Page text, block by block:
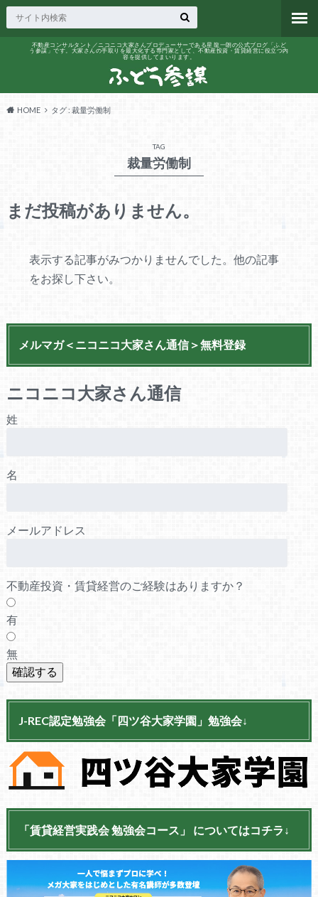
不動産コンサルタント／ニコニコ大家さんプロデューサーである星 龍一朗の公式ブログ「ふど
う参謀」です。大家さんの手取りを最大化する専門家として、不動産投資・賃貸経営に役立つ内
容を提供してまいります。
HOME タグ : 裁量労働制
TAG
裁量労働制
まだ投稿がありません。
表示する記事がみつかりませんでした。他の記事
をお探し下さい。
メルマガ＜ニコニコ大家さん通信＞無料登録
ニコニコ大家さん通信
姓
名
メールアドレス
不動産投資・賃貸経営のご経験はありますか？
有
無
J-REC認定勉強会「四ツ谷大家学園」勉強会↓
「賃貸経営実践会 勉強会コース」 についてはコチラ↓